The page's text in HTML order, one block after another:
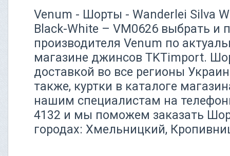
Venum - Шорты - Wanderlei Silva
Black-White – VM0626 выбрать и
производителя Venum по
магазине джинсов TKTimport.
доставкой во все регионы
также, куртки в каталоге
нашим специалистам на
4132 и мы поможем заказать
городах: Хмельницкий,